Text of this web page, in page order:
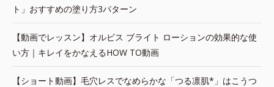
ト」おすすめの塗り方3パターン
【動画でレッスン】オルビス ブライト ローションの効果的な使
い方｜キレイをかなえるHOW TO動画
【ショート動画】毛穴レスでなめらかな「つる凛肌*」はこうつ